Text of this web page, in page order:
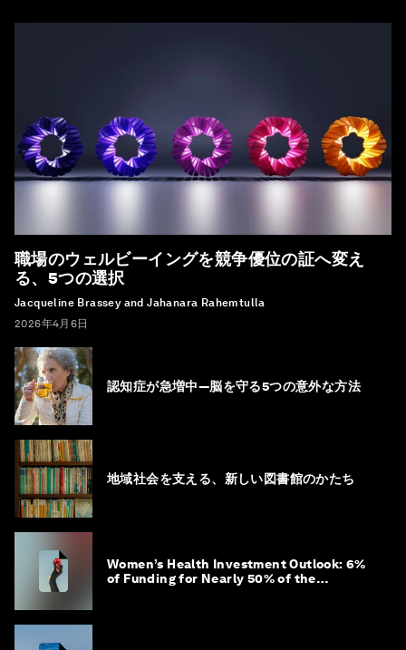
職場のウェルビーイングを競争優位の証へ変え
る、5つの選択
Jacqueline Brassey and Jahanara Rahemtulla
2026年4月6日
認知症が急増中―脳を守る5つの意外な方法
地域社会を支える、新しい図書館のかたち
Women’s Health Investment Outlook: 6%
of Funding for Nearly 50% of the